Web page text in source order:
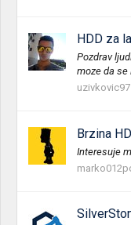
HDD za
Pozdrav
moze da se
uzivkovic97
Brzina
Interesuje